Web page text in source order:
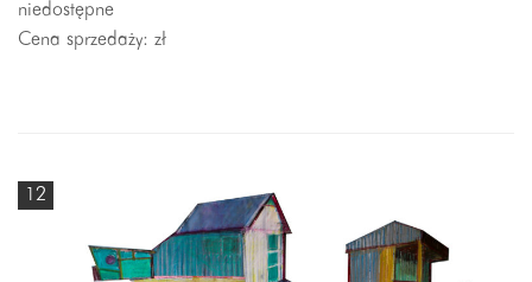
niedostępne
Cena sprzedaży: zł
12